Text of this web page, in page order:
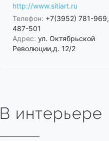
http://www.sitiart.ru
Телефон: +7(3952) 781-969,
487-501
Адрес: ул. Октябрьской
Революции,д. 12/2
В интерьере